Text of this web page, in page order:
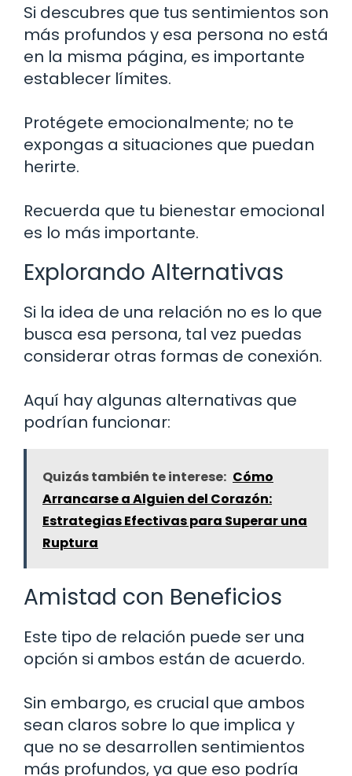
Si descubres que tus sentimientos son
más profundos y esa persona no está
en la misma página, es importante
establecer límites.
Protégete emocionalmente; no te
expongas a situaciones que puedan
herirte.
Recuerda que tu bienestar emocional
es lo más importante.
Explorando Alternativas
Si la idea de una relación no es lo que
busca esa persona, tal vez puedas
considerar otras formas de conexión.
Aquí hay algunas alternativas que
podrían funcionar:
Quizás también te interese: Cómo
Arrancarse a Alguien del Corazón:
Estrategias Efectivas para Superar una
Ruptura
Amistad con Beneficios
Este tipo de relación puede ser una
opción si ambos están de acuerdo.
Sin embargo, es crucial que ambos
sean claros sobre lo que implica y
que no se desarrollen sentimientos
más profundos, ya que eso podría